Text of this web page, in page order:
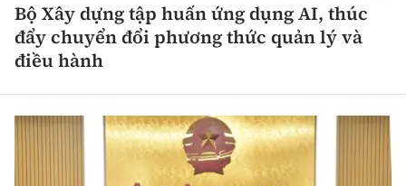
Bộ Xây dựng tập huấn ứng dụng AI, thúc
đẩy chuyển đổi phương thức quản lý và
điều hành